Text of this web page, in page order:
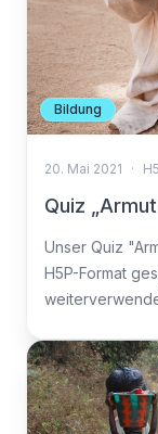
Bildung
20. Mai 2021 ·
Quiz
Unser Quiz
H5P-Format